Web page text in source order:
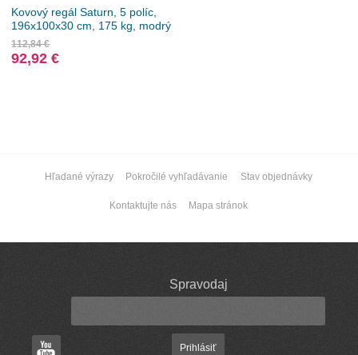
Kovový regál Saturn, 5 políc,
196x100x30 cm, 175 kg, modrý
112,84 €
92,92 €
Hľadané výrazy Pokročilé vyhľadávanie Stav objednávky
Kontaktujte nás Mapa stránok
Spravodaj
Prihlásiť